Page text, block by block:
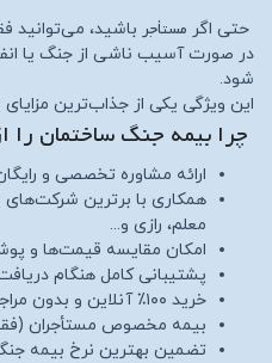
حتی اگر مستأجر باشید، می‌توانید
در صورت آسیب ناشی از جنگ یا
شود.
این ویژگی یکی از جذاب‌ترین
چرا بیمه جنگ ساختمان را
ارائه مشاوره تخصصی و
همکاری با برترین شرکت‌های
معلم، رازی و...
امکان مقایسه قیمت‌ها و
پشتیبانی کامل هنگام
خرید ۱۰۰٪ آنلاین و بدون مراجعه حضوری
بیمه مخصوص مستأجران
تضمین بهترین نرخ بیمه